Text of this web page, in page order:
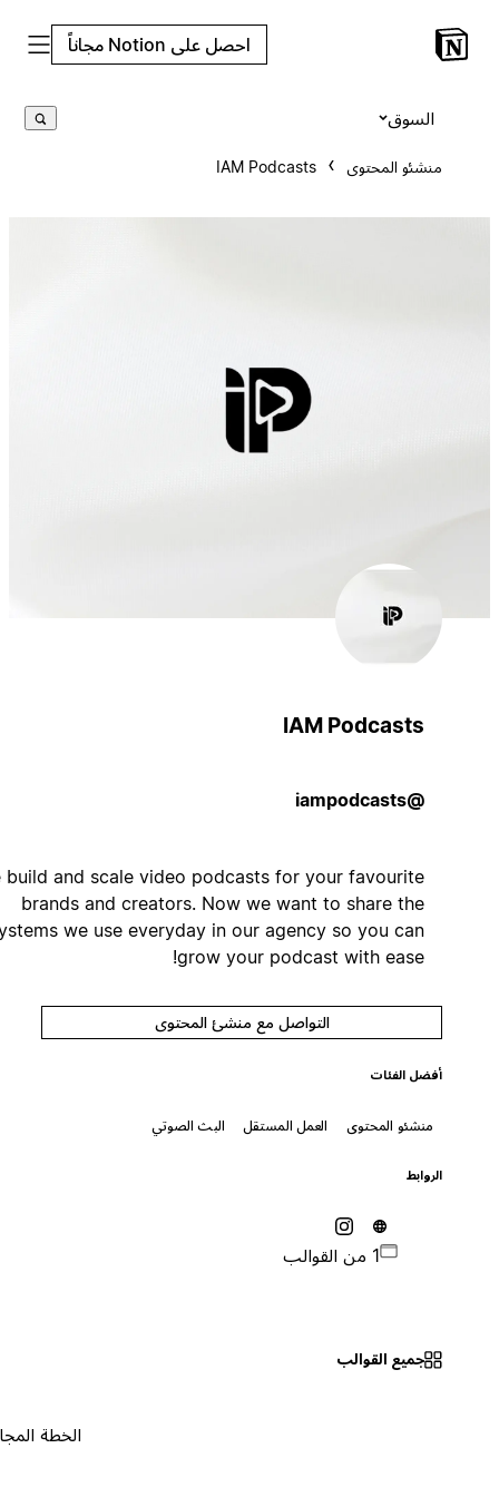
احصل على Notion مجاناً
منشئو المحتوى IAM Podcasts
IAM Podcasts
We build and scale video podcasts for your favourite
brands and creators. Now we want to share the
systems we use everyday in our agency so you can
grow your podcast with ease!
التواصل مع منشئ المحتوى
أفضل الفئات
منشئو المحتوى العمل المستقل البث الصوتي
جميع القوالب
الخطة المجانية ٠